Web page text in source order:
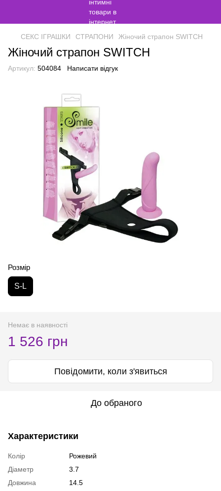
СЕКС ІГРАШКИ СТРАПОНИ Жіночий страпон SWITCH
Жіночий страпон SWITCH
Артикул: 504084 Написати відгук
Розмір
S-L
Немає в наявності
1 526 грн
Повідомити, коли з'явиться
До обраного
Характеристики
Колір
Рожевий
Діаметр
3.7
Довжина
14.5